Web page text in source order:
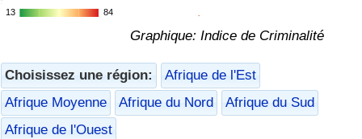
13
13 84
84
Graphique: Indice de Criminalité
Choisissez une région:
Afrique de l'Est
Afrique Moyenne
Afrique du Nord
Afrique du Sud
Afrique de l'Ouest
Indice des soins de santé (Actuel)
Indice des soins de santé